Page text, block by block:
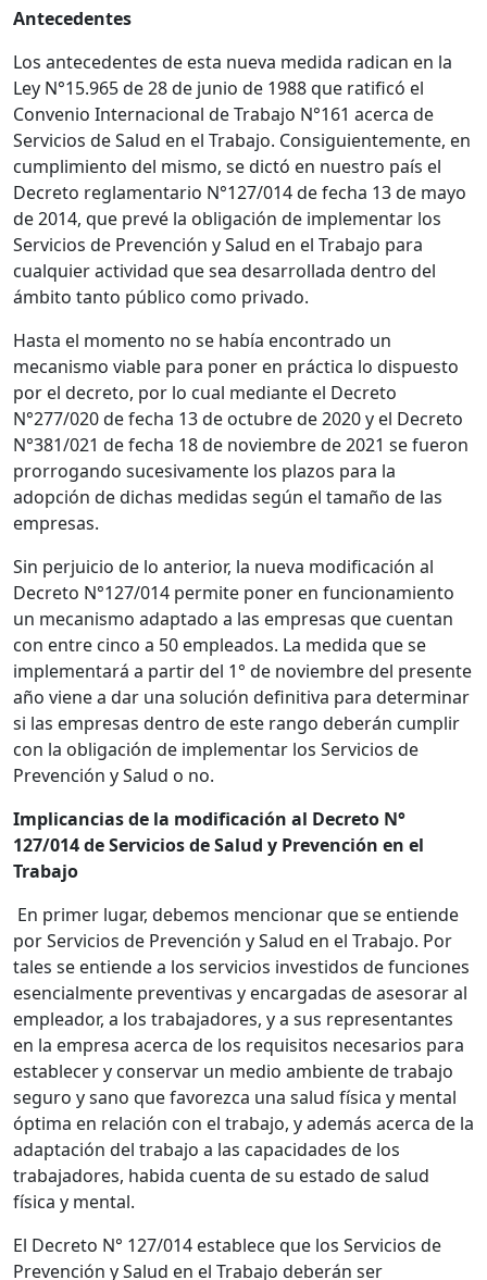
Antecedentes
Los antecedentes de esta nueva medida radican en la
Ley N°15.965 de 28 de junio de 1988 que ratificó el
Convenio Internacional de Trabajo N°161 acerca de
Servicios de Salud en el Trabajo. Consiguientemente, en
cumplimiento del mismo, se dictó en nuestro país el
Decreto reglamentario N°127/014 de fecha 13 de mayo
de 2014, que prevé la obligación de implementar los
Servicios de Prevención y Salud en el Trabajo para
cualquier actividad que sea desarrollada dentro del
ámbito tanto público como privado.
Hasta el momento no se había encontrado un
mecanismo viable para poner en práctica lo dispuesto
por el decreto, por lo cual mediante el Decreto
N°277/020 de fecha 13 de octubre de 2020 y el Decreto
N°381/021 de fecha 18 de noviembre de 2021 se fueron
prorrogando sucesivamente los plazos para la
adopción de dichas medidas según el tamaño de las
empresas.
Sin perjuicio de lo anterior, la nueva modificación al
Decreto N°127/014 permite poner en funcionamiento
un mecanismo adaptado a las empresas que cuentan
con entre cinco a 50 empleados. La medida que se
implementará a partir del 1° de noviembre del presente
año viene a dar una solución definitiva para determinar
si las empresas dentro de este rango deberán cumplir
con la obligación de implementar los Servicios de
Prevención y Salud o no.
Implicancias de la modificación al Decreto N°
127/014 de Servicios de Salud y Prevención en el
Trabajo
En primer lugar, debemos mencionar que se entiende
por Servicios de Prevención y Salud en el Trabajo. Por
tales se entiende a los servicios investidos de funciones
esencialmente preventivas y encargadas de asesorar al
empleador, a los trabajadores, y a sus representantes
en la empresa acerca de los requisitos necesarios para
establecer y conservar un medio ambiente de trabajo
seguro y sano que favorezca una salud física y mental
óptima en relación con el trabajo, y además acerca de la
adaptación del trabajo a las capacidades de los
trabajadores, habida cuenta de su estado de salud
física y mental.
El Decreto N° 127/014 establece que los Servicios de
Prevención y Salud en el Trabajo deberán ser